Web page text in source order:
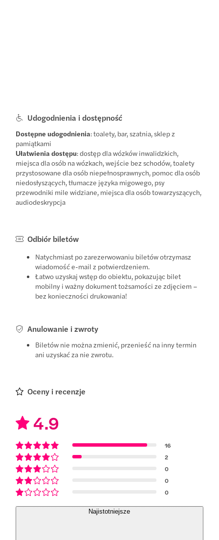
Udogodnienia i dostępność
Dostępne udogodnienia: toalety, bar, szatnia, sklep z
pamiątkami
Ułatwienia dostępu: dostęp dla wózków inwalidzkich,
miejsca dla osób na wózkach, wejście bez schodów, toalety
przystosowane dla osób niepełnosprawnych, pomoc dla osób
niedosłyszących, tłumacze języka migowego, psy
przewodniki mile widziane, miejsca dla osób towarzyszących,
audiodeskrypcja
Odbiór biletów
Natychmiast po zarezerwowaniu biletów otrzymasz
wiadomość e-mail z potwierdzeniem.
Łatwo uzyskaj wstęp do obiektu, pokazując bilet
mobilny i ważny dokument tożsamości ze zdjęciem –
bez konieczności drukowania!
Anulowanie i zwroty
Biletów nie można zmienić, przenieść na inny termin
ani uzyskać za nie zwrotu.
Oceny i recenzje
4.9
16
2
0
0
0
Najistotniejsze